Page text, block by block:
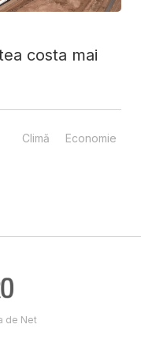
costa mai
Climă Economie
de Net